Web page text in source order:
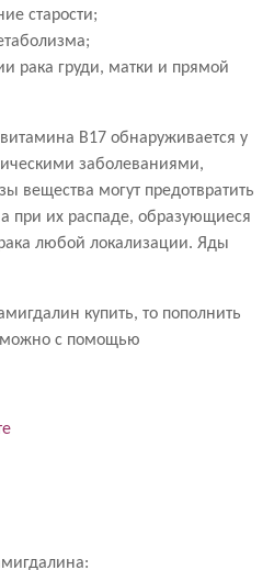
старости;
рака груди, матки и прямой
В17 обнаруживается у
заболеваниями,
вещества могут предотвратить
при их распаде, образующиеся
любой локализации. Яды
купить, то пополнить
с помощью